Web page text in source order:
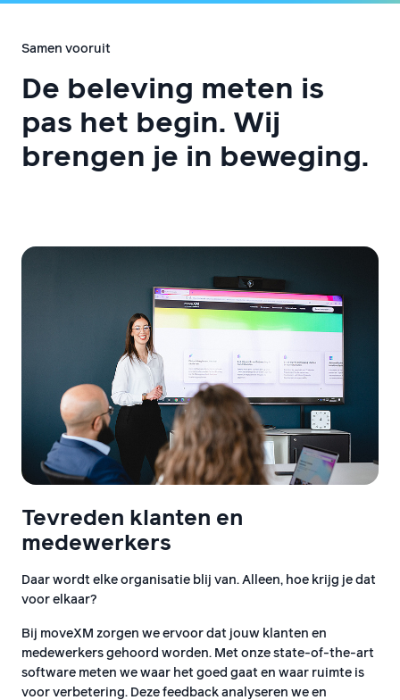
Samen vooruit
De beleving meten is
pas het begin. Wij
brengen je in beweging.
Tevreden klanten en
medewerkers
Daar wordt elke organisatie blij van. Alleen, hoe krijg je dat
voor elkaar?
Bij moveXM zorgen we ervoor dat jouw klanten en
medewerkers gehoord worden. Met onze state-of-the-art
software meten we waar het goed gaat en waar ruimte is
voor verbetering. Deze feedback analyseren we en